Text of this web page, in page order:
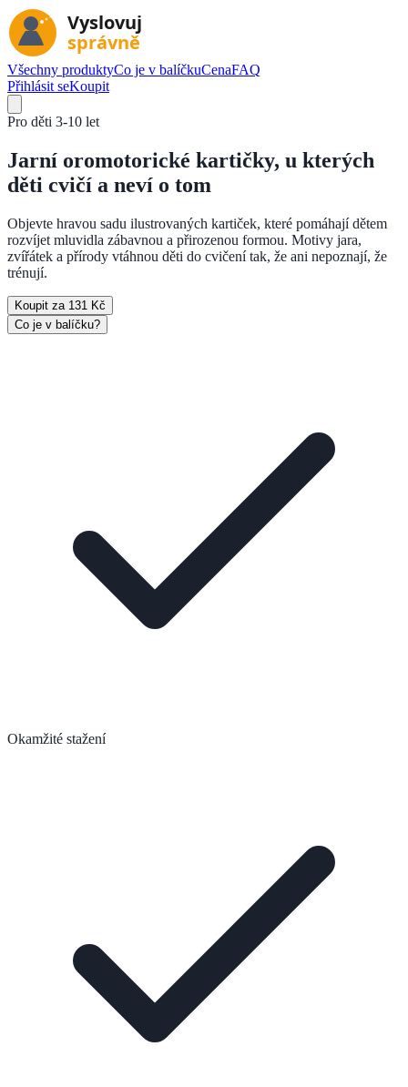
Všechny produktyCo je v balíčkuCenaFAQ
Přihlásit seKoupit
Pro děti 3-10 let
Jarní oromotorické kartičky, u kterých
děti cvičí a neví o tom
Objevte hravou sadu ilustrovaných kartiček, které pomáhají dětem
rozvíjet mluvidla zábavnou a přirozenou formou. Motivy jara,
zvířátek a přírody vtáhnou děti do cvičení tak, že ani nepoznají, že
trénují.
Koupit za 131 Kč
Co je v balíčku?
Okamžité stažení